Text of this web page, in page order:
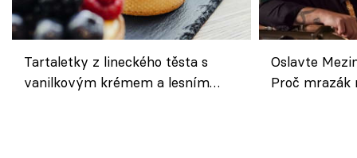
Tartaletky z lineckého těsta s
vanilkovým krémem a lesním
Oslavte
Proč